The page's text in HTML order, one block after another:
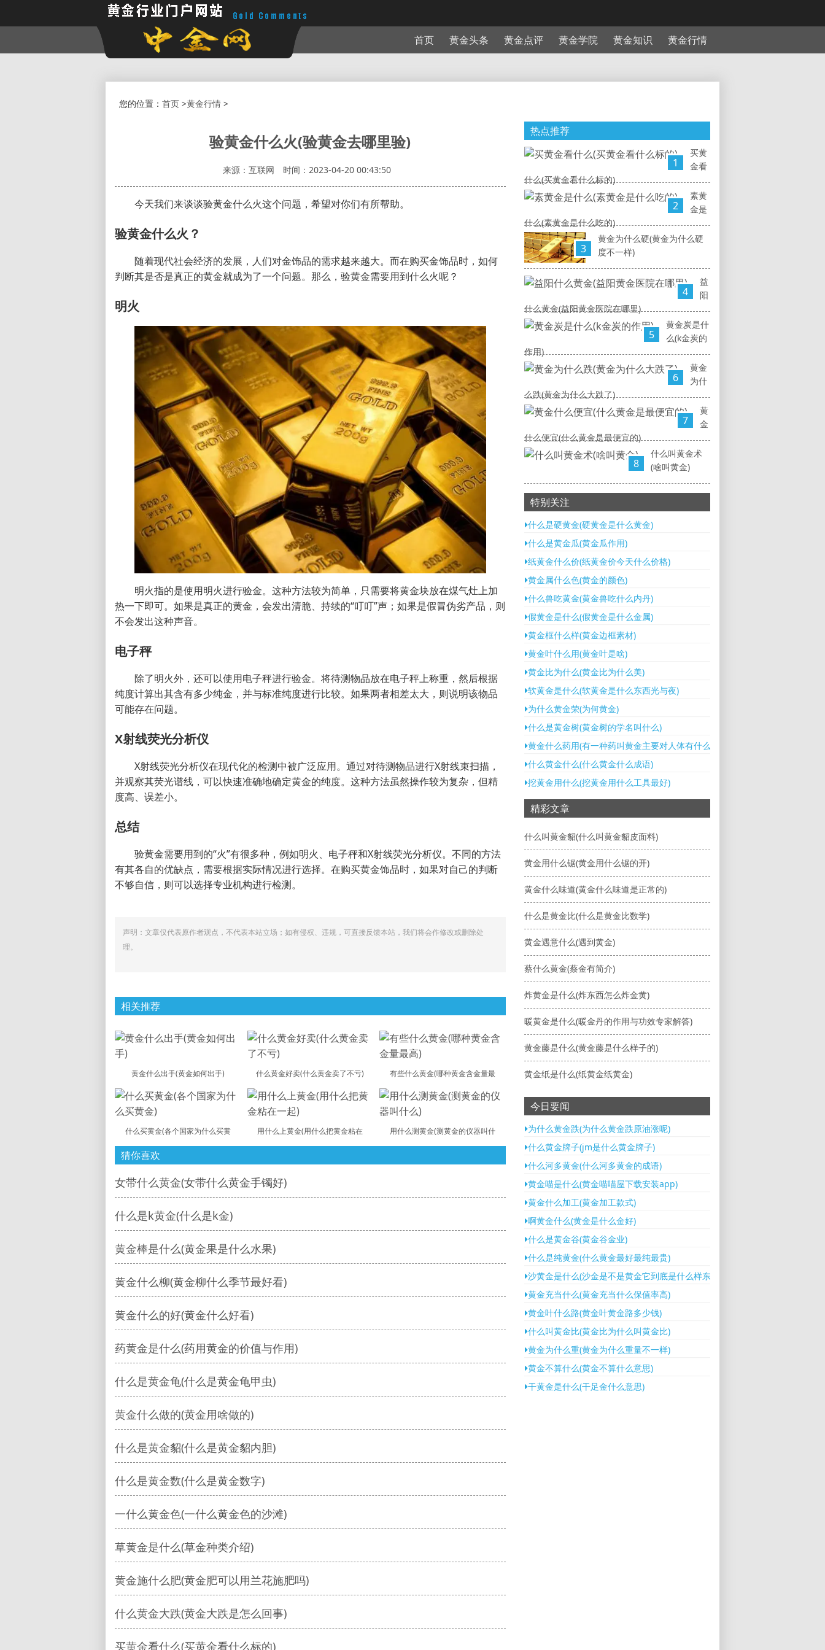
首页 黄金头条 黄金点评 黄金学院 黄金知识 黄金行情
您的位置： 首页>黄金行情>
验黄金什么火(验黄金去哪里验)
来源：互联网 时间：2023-04-20 00:43:50
今天我们来谈谈验黄金什么火这个问题，希望对你们有所帮助。
验黄金什么火？
随着现代社会经济的发展，人们对金饰品的需求越来越大。而在购买金饰品时，如何
判断其是否是真正的黄金就成为了一个问题。那么，验黄金需要用到什么火呢？
明火
明火指的是使用明火进行验金。这种方法较为简单，只需要将黄金块放在煤气灶上加
热一下即可。如果是真正的黄金，会发出清脆、持续的“叮叮”声；如果是假冒伪劣产品，则
不会发出这种声音。
电子秤
除了明火外，还可以使用电子秤进行验金。将待测物品放在电子秤上称重，然后根据
纯度计算出其含有多少纯金，并与标准纯度进行比较。如果两者相差太大，则说明该物品
可能存在问题。
X射线荧光分析仪
X射线荧光分析仪在现代化的检测中被广泛应用。通过对待测物品进行X射线束扫描，
并观察其荧光谱线，可以快速准确地确定黄金的纯度。这种方法虽然操作较为复杂，但精
度高、误差小。
总结
验黄金需要用到的“火”有很多种，例如明火、电子秤和X射线荧光分析仪。不同的方法
有其各自的优缺点，需要根据实际情况进行选择。在购买黄金饰品时，如果对自己的判断
不够自信，则可以选择专业机构进行检测。
声明：文章仅代表原作者观点，不代表本站立场；如有侵权、违规，可直接反馈本站，我们将会作修改或删除处
理。
相关推荐
黄金什么出手(黄金如何出手) 什么黄金好卖(什么黄金卖了不亏) 有些什么黄金(哪种黄金含金量最
什么买黄金(各个国家为什么买黄 用什么上黄金(用什么把黄金粘在 用什么测黄金(测黄金的仪器叫什
猜你喜欢
女带什么黄金(女带什么黄金手镯好)
什么是k黄金(什么是k金)
黄金棒是什么(黄金果是什么水果)
黄金什么柳(黄金柳什么季节最好看)
黄金什么的好(黄金什么好看)
药黄金是什么(药用黄金的价值与作用)
什么是黄金龟(什么是黄金龟甲虫)
黄金什么做的(黄金用啥做的)
什么是黄金貂(什么是黄金貂内胆)
什么是黄金数(什么是黄金数字)
一什么黄金色(一什么黄金色的沙滩)
草黄金是什么(草金种类介绍)
黄金施什么肥(黄金肥可以用兰花施肥吗)
什么黄金大跌(黄金大跌是怎么回事)
买黄金看什么(买黄金看什么标的)
热点推荐
1
买黄
金看
什么(买黄金看什么标的)
2
素黄
金是
什么(素黄金是什么吃的)
3
黄金为什么硬(黄金为什么硬
度不一样)
4
益
阳
什么黄金(益阳黄金医院在哪里)
5
黄金炭是什
么(k金炭的
作用)
6
黄金
为什
么跌(黄金为什么大跌了)
7
黄
金
什么便宜(什么黄金是最便宜的)
8
什么叫黄金术
(啥叫黄金)
特别关注
什么是硬黄金(硬黄金是什么黄金)
什么是黄金瓜(黄金瓜作用)
纸黄金什么价(纸黄金价今天什么价格)
黄金属什么色(黄金的颜色)
什么兽吃黄金(黄金兽吃什么内丹)
假黄金是什么(假黄金是什么金属)
黄金框什么样(黄金边框素材)
黄金叶什么用(黄金叶是啥)
黄金比为什么(黄金比为什么美)
软黄金是什么(软黄金是什么东西光与夜)
为什么黄金荣(为何黄金)
什么是黄金树(黄金树的学名叫什么)
黄金什么药用(有一种药叫黄金主要对人体有什么用)
什么黄金什么(什么黄金什么成语)
挖黄金用什么(挖黄金用什么工具最好)
精彩文章
什么叫黄金貂(什么叫黄金貂皮面料)
黄金用什么锯(黄金用什么锯的开)
黄金什么味道(黄金什么味道是正常的)
什么是黄金比(什么是黄金比数学)
黄金遇意什么(遇到黄金)
蔡什么黄金(蔡金有简介)
炸黄金是什么(炸东西怎么炸金黄)
暖黄金是什么(暖金丹的作用与功效专家解答)
黄金藤是什么(黄金藤是什么样子的)
黄金纸是什么(纸黄金纸黄金)
今日要闻
为什么黄金跌(为什么黄金跌原油涨呢)
什么黄金牌子(jm是什么黄金牌子)
什么河多黄金(什么河多黄金的成语)
黄金喵是什么(黄金喵喵屋下载安装app)
黄金什么加工(黄金加工款式)
啊黄金什么(黄金是什么金好)
什么是黄金谷(黄金谷金业)
什么是纯黄金(什么黄金最好最纯最贵)
沙黄金是什么(沙金是不是黄金它到底是什么样东西)
黄金充当什么(黄金充当什么保值率高)
黄金叶什么路(黄金叶黄金路多少钱)
什么叫黄金比(黄金比为什么叫黄金比)
黄金为什么重(黄金为什么重量不一样)
黄金不算什么(黄金不算什么意思)
干黄金是什么(干足金什么意思)